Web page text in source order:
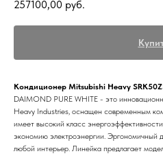
257100,00 руб.
Кондиционер Mitsubishi Heavy
DAIMOND PURE WHITE - это
Heavy Industries, оснащен современным
имеет высокий класс
экономию электроэнергии. Эргономичный
любой интерьер. Линейка предлагает